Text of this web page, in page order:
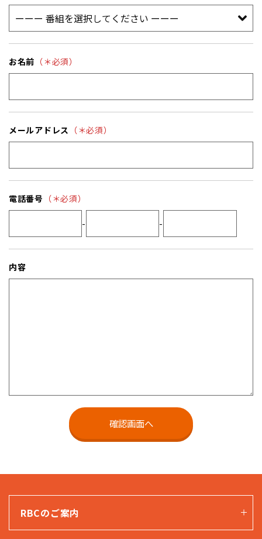
お名前 （＊必須）
メールアドレス （＊必須）
電話番号 （＊必須）
- -
内容
RBCのご案内